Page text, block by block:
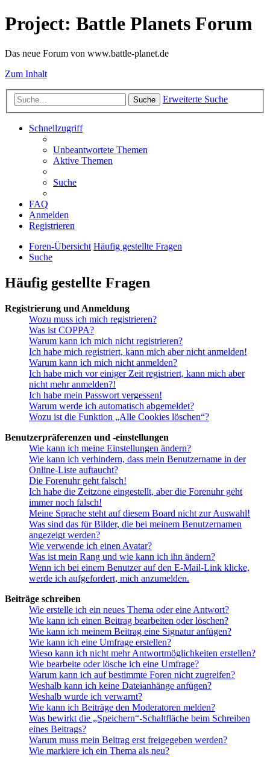
Project: Battle Planets Forum
Das neue Forum von www.battle-planet.de
Zum Inhalt
Suche Erweiterte Suche
Schnellzugriff
Unbeantwortete Themen
Aktive Themen
Suche
FAQ
Anmelden
Registrieren
Foren-Übersicht Häufig gestellte Fragen
Suche
Häufig gestellte Fragen
Registrierung und Anmeldung
Wozu muss ich mich registrieren?
Was ist COPPA?
Warum kann ich mich nicht registrieren?
Ich habe mich registriert, kann mich aber nicht anmelden!
Warum kann ich mich nicht anmelden?
Ich habe mich vor einiger Zeit registriert, kann mich aber
nicht mehr anmelden?!
Ich habe mein Passwort vergessen!
Warum werde ich automatisch abgemeldet?
Wozu ist die Funktion „Alle Cookies löschen“?
Benutzerpräferenzen und -einstellungen
Wie kann ich meine Einstellungen ändern?
Wie kann ich verhindern, dass mein Benutzername in der
Online-Liste auftaucht?
Die Forenuhr geht falsch!
Ich habe die Zeitzone eingestellt, aber die Forenuhr geht
immer noch falsch!
Meine Sprache steht auf diesem Board nicht zur Auswahl!
Was sind das für Bilder, die bei meinem Benutzernamen
angezeigt werden?
Wie verwende ich einen Avatar?
Was ist mein Rang und wie kann ich ihn ändern?
Wenn ich bei einem Benutzer auf den E-Mail-Link klicke,
werde ich aufgefordert, mich anzumelden.
Beiträge schreiben
Wie erstelle ich ein neues Thema oder eine Antwort?
Wie kann ich einen Beitrag bearbeiten oder löschen?
Wie kann ich meinem Beitrag eine Signatur anfügen?
Wie kann ich eine Umfrage erstellen?
Wieso kann ich nicht mehr Antwortmöglichkeiten erstellen?
Wie bearbeite oder lösche ich eine Umfrage?
Warum kann ich auf bestimmte Foren nicht zugreifen?
Weshalb kann ich keine Dateianhänge anfügen?
Weshalb wurde ich verwarnt?
Wie kann ich Beiträge den Moderatoren melden?
Was bewirkt die „Speichern“-Schaltfläche beim Schreiben
eines Beitrags?
Warum muss mein Beitrag erst freigegeben werden?
Wie markiere ich ein Thema als neu?